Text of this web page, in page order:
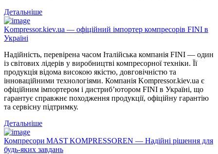
Детальніше
Kompressor.kiev.ua — офіційний імпортер компресорів FINI в
Україні
Надійність, перевірена часом Італійська компанія FINI — один
із світових лідерів у виробництві компресорної техніки. Її
продукція відома високою якістю, довговічністю та
інноваційними технологіями. Компанія Kompressor.kiev.ua є
офіційним імпортером і дистриб’ютором FINI в Україні, що
гарантує справжнє походження продукції, офіційну гарантію
та сервісну підтримку.
Детальніше
Компресори MAST KOMPRESSOREN — Надійні рішення для
будь-яких завдань